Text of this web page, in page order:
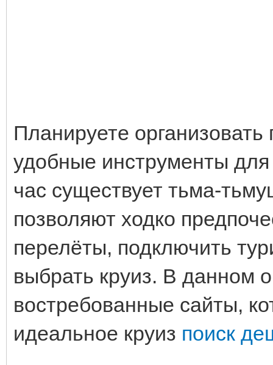
Планируете
удобные инструменты
час существует тьма-
позволяют ходко
перелёты, подключить
выбрать круиз. В данном
востребованные сайты,
идеальное круиз поиск